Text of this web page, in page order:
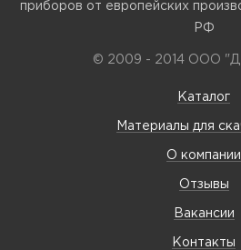
приборов от европейских
РФ
© 2009 - 2014 ООО
Каталог
Материалы для
О компании
Отзывы
Вакансии
Контакты